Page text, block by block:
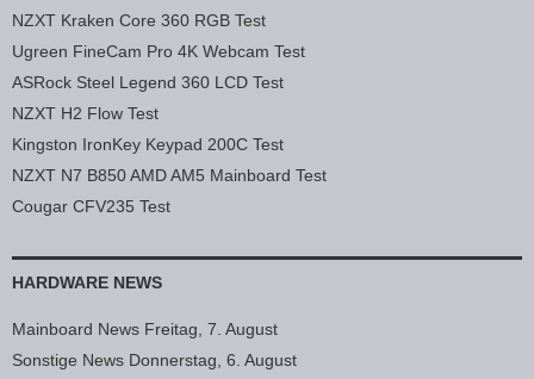
NZXT Kraken Core 360 RGB Test
Ugreen FineCam Pro 4K Webcam Test
ASRock Steel Legend 360 LCD Test
NZXT H2 Flow Test
Kingston IronKey Keypad 200C Test
NZXT N7 B850 AMD AM5 Mainboard Test
Cougar CFV235 Test
HARDWARE NEWS
Mainboard News Freitag, 7. August
Sonstige News Donnerstag, 6. August